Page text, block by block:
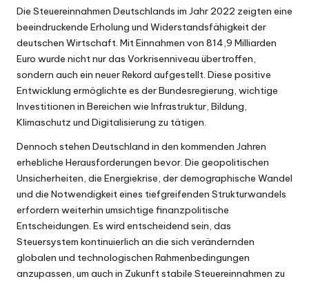
Die Steuereinnahmen Deutschlands im Jahr 2022 zeigten eine
beeindruckende Erholung und Widerstandsfähigkeit der
deutschen Wirtschaft. Mit Einnahmen von 814,9 Milliarden
Euro wurde nicht nur das Vorkrisenniveau übertroffen,
sondern auch ein neuer Rekord aufgestellt. Diese positive
Entwicklung ermöglichte es der Bundesregierung, wichtige
Investitionen in Bereichen wie Infrastruktur, Bildung,
Klimaschutz und Digitalisierung zu tätigen.
Dennoch stehen Deutschland in den kommenden Jahren
erhebliche Herausforderungen bevor. Die geopolitischen
Unsicherheiten, die Energiekrise, der demographische Wandel
und die Notwendigkeit eines tiefgreifenden Strukturwandels
erfordern weiterhin umsichtige finanzpolitische
Entscheidungen. Es wird entscheidend sein, das
Steuersystem kontinuierlich an die sich verändernden
globalen und technologischen Rahmenbedingungen
anzupassen, um auch in Zukunft stabile Steuereinnahmen zu